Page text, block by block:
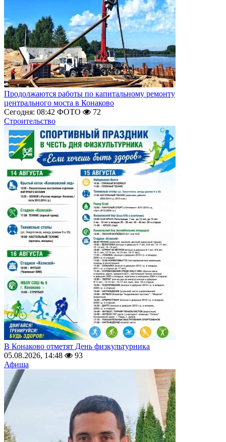
Продолжаются работы по капитальному ремонту
центрального моста в Конаково
Сегодня: 08:42 ФОТО
72
Строительство
В Конаково отметят День физкультурника
05.08.2026, 14:48
93
Афиша